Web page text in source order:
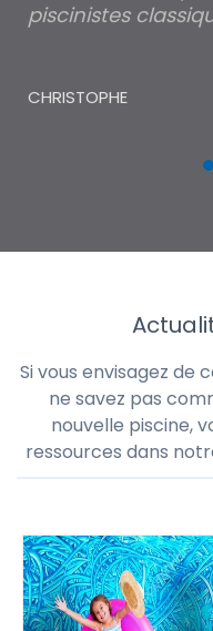
piscinistes
CHRISTOPHE
Si vous envisagez de
ne savez pas
nouvelle piscine,
ressources dans